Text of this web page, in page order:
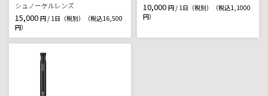
シュノーケルレンズ
15,000 円 / 1日（税別）
（税込16,500
円）
10,000 円 / 1日（税別）
（税込1,1000
円）